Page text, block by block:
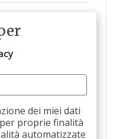
dei miei dati
proprie finalità
automatizzate